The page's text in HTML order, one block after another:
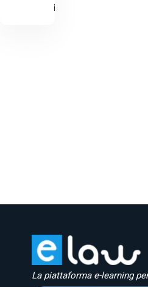
item.php
La piattaforma e-learning